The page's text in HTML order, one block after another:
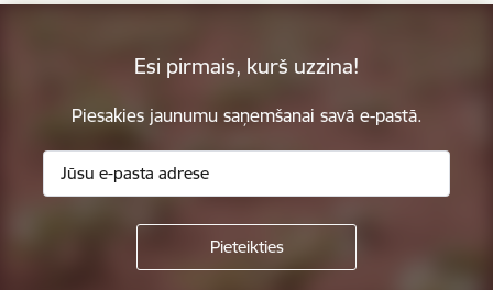
Esi pirmais, kurš uzzina!
Piesakies jaunumu saņemšanai savā e-pastā.